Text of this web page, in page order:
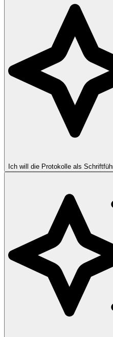
Ich will die Protokolle als